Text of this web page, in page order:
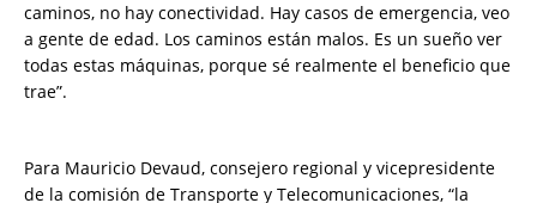
caminos, no hay conectividad. Hay casos de emergencia, veo
a gente de edad. Los caminos están malos. Es un sueño ver
todas estas máquinas, porque sé realmente el beneficio que
trae”.
Para Mauricio Devaud, consejero regional y vicepresidente
de la comisión de Transporte y Telecomunicaciones, “la